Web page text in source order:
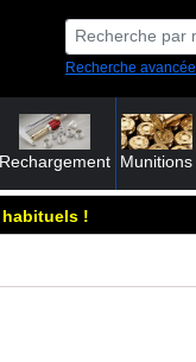
Recherche avancée
Rechargement Munitions
!